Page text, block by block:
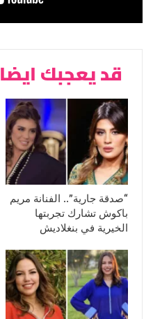
قد يعجبك ايضا
“صدقة جارية”.. الفنانة مريم
باكوش تشارك تجربتها
الخيرية في بنغلاديش